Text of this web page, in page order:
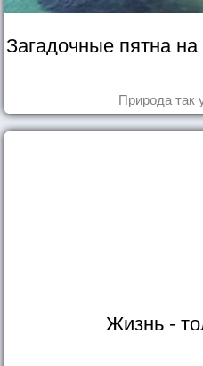
Загадочные пятна
Природа так
Жизнь -